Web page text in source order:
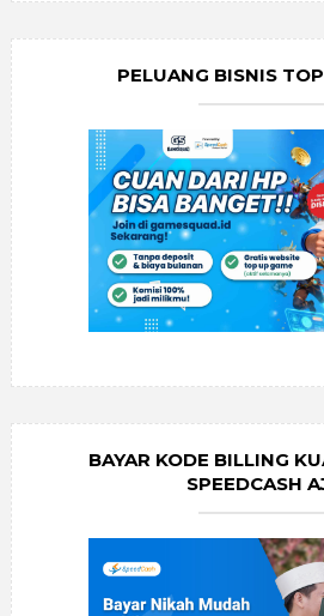
PELUANG BISNIS
BAYAR KODE BILLING
SPEEDCASH